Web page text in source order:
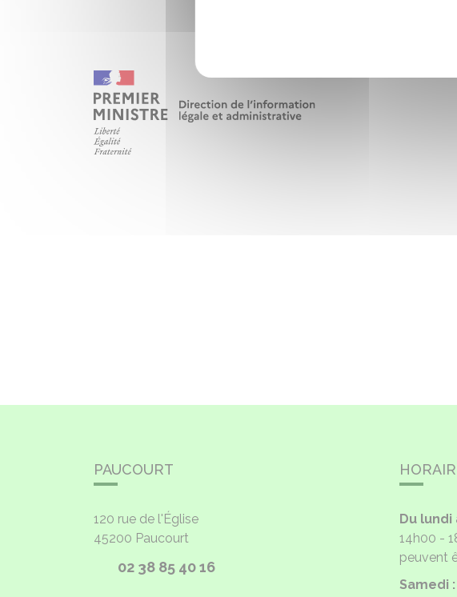
PAUCOURT
120 rue de l'Église
45200 Paucourt
02 38 85 40 16
Du
14h00 -
peuvent
Samedi :